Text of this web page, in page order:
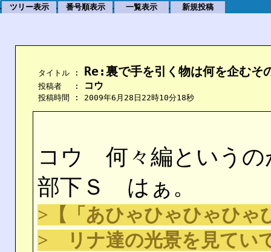
. ツリー表示 . 番号順表示 . 一覧表示 . 新規投稿
    タイトル :
Re:裏で手を引く物は何を企むそ
    投稿者　 :
コウ
    投稿時間 : 2009年6月28日22時10分18秒
コウ 何々編というの
部下Ｓ はぁ。
>【「あひゃひゃひゃひゃ
> リナ達の光景を見てい